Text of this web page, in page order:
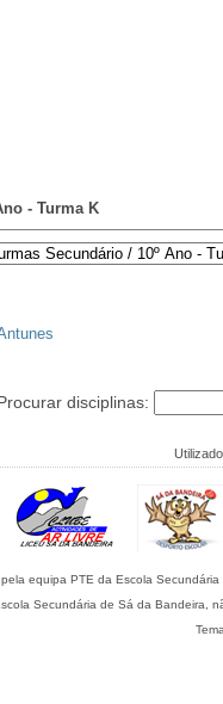
- Turma K
disciplinas:
Secundária de Sá da Bandeira,